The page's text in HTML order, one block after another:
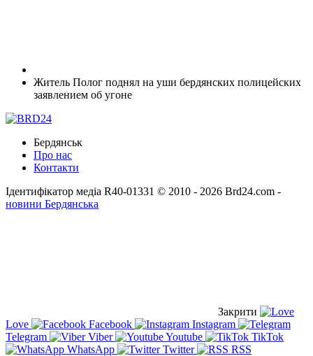
Житель Полог поднял на уши бердянских полицейских
заявлением об угоне
Бердянськ
Про нас
Контакти
Ідентифікатор медіа R40-01331 © 2010 - 2026 Brd24.com -
новини Бердянська
Закрити
Love
Facebook
Instagram
Telegram
Viber Youtube
TikTok
WhatsApp
Twitter RSS